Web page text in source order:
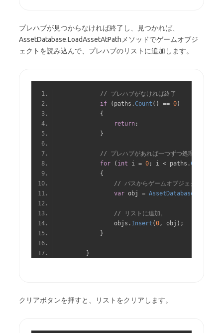
プレハブが見つからなければ終了し、見つかれば、
AssetDatabase.LoadAssetAtPathメソッドでゲームオブジ
ェクトを読み込んで、プレハブのリストに追加します。
// プレハブがなければ終了
if
( paths .Count () == 0)
{
return;
}
// プレハブがあれば一つずつ処理
for
( int i = 0; i < paths .Count
{
// パスからゲームオブジェクトを読み
var obj = AssetDatabase
// リストに追加。
                objs
. Insert (0, obj );
}
}
クリアボタンを押すと、リストをクリアします。